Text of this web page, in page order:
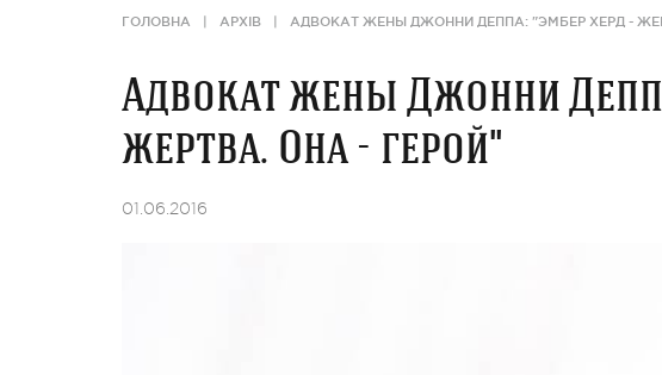
ГОЛОВНА АРХІВ АДВОКАТ ЖЕНЫ ДЖОННИ ДЕППА: "ЭМБЕР ХЕРД -
Адвокат жены Джонни
жертва. Она - герой"
01.06.2016